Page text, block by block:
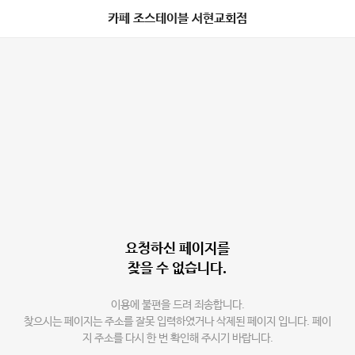
카페 조스테이블 서현교회점
요청하신 페이지를
찾을 수 없습니다.
이용에 불편을 드려 죄송합니다.
찾으시는 페이지는 주소를 잘못 입력하였거나 삭제된 페이지 입니다. 페이
지 주소를 다시 한 번 확인해 주시기 바랍니다.